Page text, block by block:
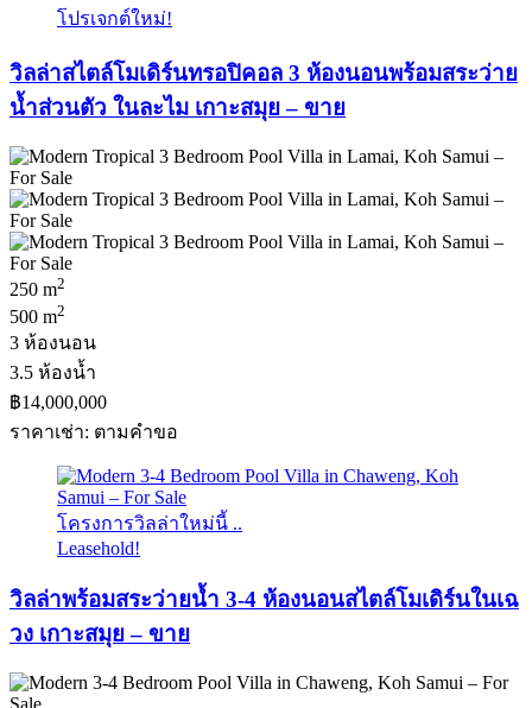
โปรเจกต์ใหม่!
วิลล่าสไตล์โมเดิร์นทรอปิคอล 3 ห้องนอนพร้อมสระว่าย
น้ำส่วนตัว ในละไม เกาะสมุย – ขาย
250 m2
500 m2
3 ห้องนอน
3.5 ห้องน้ำ
฿14,000,000
ราคาเช่า: ตามคําขอ
โครงการวิลล่าใหม่นี้ ..
Leasehold!
วิลล่าพร้อมสระว่ายน้ำ 3-4 ห้องนอนสไตล์โมเดิร์นในเฉ
วง เกาะสมุย – ขาย